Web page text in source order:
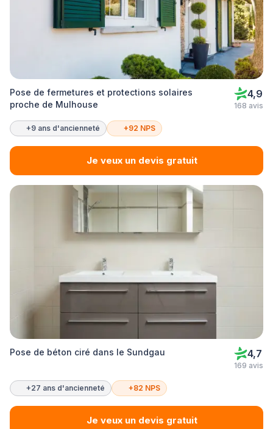
Pose de fermetures et protections solaires
proche de Mulhouse
4,9
168 avis
+9 ans d'ancienneté +92 NPS
Je veux un devis gratuit
Pose de béton ciré dans le Sundgau 4,7
169 avis
+27 ans d'ancienneté +82 NPS
Je veux un devis gratuit